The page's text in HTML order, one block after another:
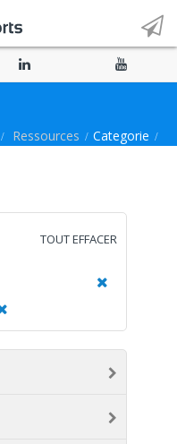
Ressources Categorie
TOUT EFFACER